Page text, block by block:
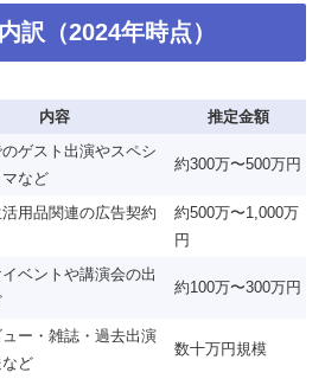
訳（2024年時点）
内容
推定金額
ゲスト出演やスペシ
など
約300万〜500万円
用品関連の広告契約
約500万〜1,000万
円
ベントや講演会の出
約100万〜300万円
ー・雑誌・過去出演
ど
数十万円規模